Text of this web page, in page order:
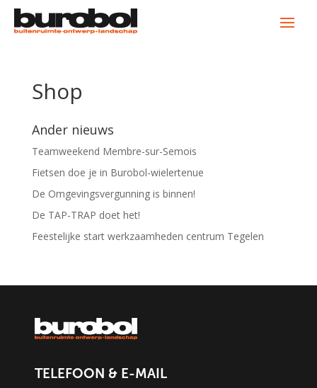
Shop
Ander nieuws
Teamweekend Membre-sur-Semois
Fietsen doe je in Burobol-wielertenue
De Omgevingsvergunning is binnen!
De TAP-TRAP doet het!
Feestelijke start werkzaamheden centrum Tegelen
TELEFOON & E-MAIL